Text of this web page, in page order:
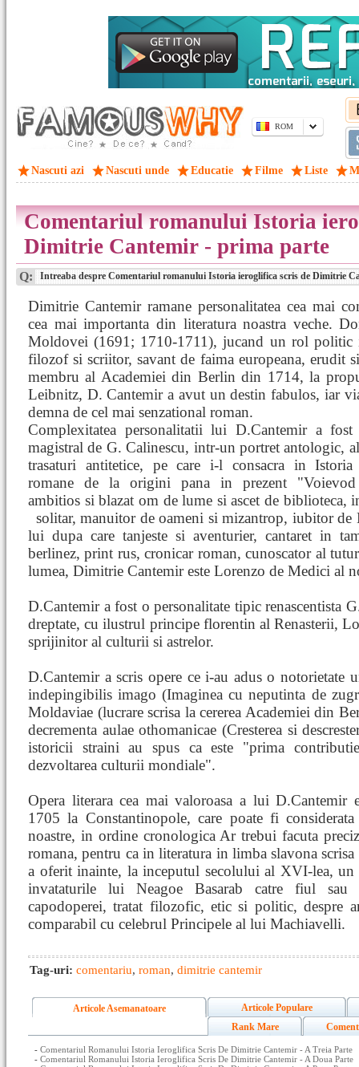
ROM
Nascuti azi Nascuti unde Educatie Filme Liste
Comentariul romanului Istoria
Dimitrie Cantemir - prima parte
Q: Intreaba despre Comentariul romanului Istoria ieroglifica scris de Dimitrie
Dimitrie Cantemir ramane personalitatea cea mai
cea mai importanta din literatura noastra veche.
Moldovei (1691; 1710-1711), jucand un rol politic
filozof si scriitor, savant de faima europeana, erudit
membru al Academiei din Berlin din 1714, la
Leibnitz, D. Cantemir a avut un destin fabulos, iar
demna de cel mai senzational roman.
Complexitatea personalitatii lui D.Cantemir a fost
magistral de G. Calinescu, intr-un portret antologic,
trasaturi antitetice, pe care i-l consacra in Istoria
romane de la origini pana in prezent
ambitios si blazat om de lume si ascet de biblioteca,
solitar, manuitor de oameni si mizantrop, iubitor
lui dupa care tanjeste si aventurier, cantaret in
berlinez, print rus, cronicar roman, cunoscator al
lumea, Dimitrie Cantemir este Lorenzo de Medici al
D.Cantemir a fost o personalitate tipic renascentista
dreptate, cu ilustrul principe florentin al Renasterii,
sprijinitor al culturii si astrelor.
D.Cantemir a scris opere ce i-au adus o notorietate
indepingibilis imago (Imaginea cu neputinta de
Moldaviae (lucrare scrisa la cererea Academiei din
decrementa aulae othomanicae (Cresterea si
istoricii straini au spus ca este "prima
dezvoltarea culturii mondiale".
Opera literara cea mai valoroasa a lui D.Cantemir
1705 la Constantinopole, care poate fi
noastre, in ordine cronologica Ar trebui facuta
romana, pentru ca in literatura in limba slavona
a oferit inainte, la inceputul secolului al XVI-lea,
invataturile lui Neagoe Basarab catre fiul sau
capodoperei, tratat filozofic, etic si politic, despre
comparabil cu celebrul Principele al lui Machiavelli.
Tag-uri: comentariu, roman, dimitrie cantemir
Articole Asemanatoare
Articole Populare
Rank Mare
- Comentariul Romanului Istoria Ieroglifica Scris De Dimitrie Cantemir - A Treia Parte
- Comentariul Romanului Istoria Ieroglifica Scris De Dimitrie Cantemir - A Doua Parte